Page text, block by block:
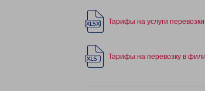
Тарифы на услуги перевозки
Тарифы на перевозку в